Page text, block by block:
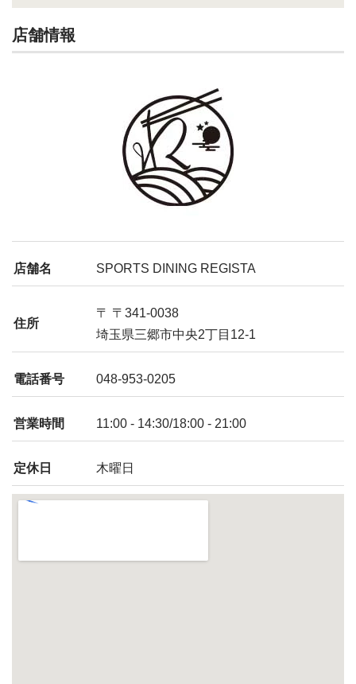
店舗情報
店舗名 SPORTS DINING REGISTA
住所
〒 〒341-0038
埼玉県三郷市中央2丁目12-1
電話番号 048-953-0205
営業時間 11:00 - 14:30/18:00 - 21:00
定休日 木曜日